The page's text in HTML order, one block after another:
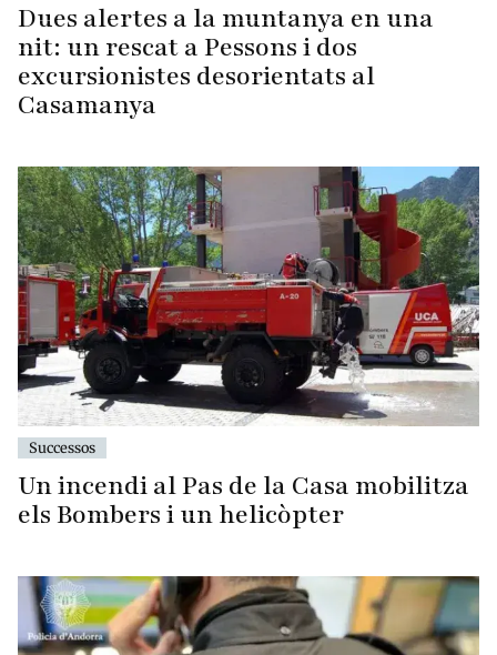
Dues alertes a la muntanya en una
nit: un rescat a Pessons i dos
excursionistes desorientats al
Casamanya
Successos
Un incendi al Pas de la Casa mobilitza
els Bombers i un helicòpter